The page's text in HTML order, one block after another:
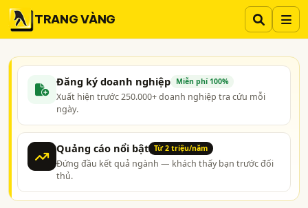
TRANG VÀNG
Đăng ký doanh nghiệp Miễn phí 100%
Xuất hiện trước 250.000+ doanh nghiệp tra cứu mỗi
ngày.
Quảng cáo nổi bật Từ 2 triệu/năm
Đứng đầu kết quả ngành — khách thấy bạn trước đối
thủ.